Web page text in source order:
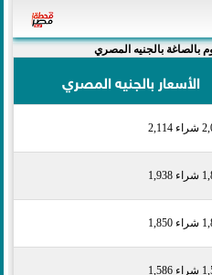
بالصاغة بالجنيه المصري
الأسعار بالجنيه المصري